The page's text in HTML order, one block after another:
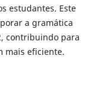
estudantes. Este
a gramática
contribuindo para
mais eficiente.